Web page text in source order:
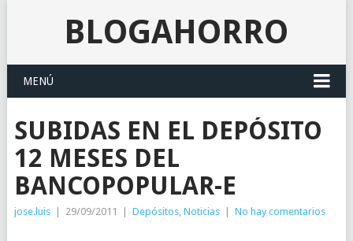
BLOGAHORRO
MENÚ
SUBIDAS EN EL DEPÓSITO
12 MESES DEL
BANCOPOPULAR-E
jose.luis 29/09/2011 Depósitos, Noticias No hay comentarios